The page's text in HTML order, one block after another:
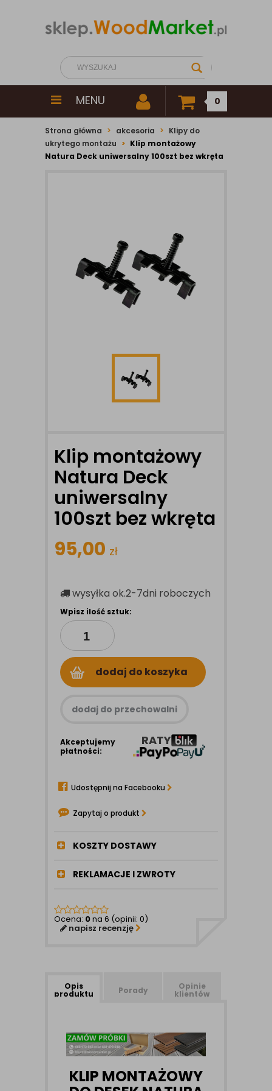
MENU 0
Strona główna akcesoria
Klipy do
ukrytego montażu
Klip montażowy
Natura Deck uniwersalny 100szt bez wkręta
Klip montażowy
Natura Deck
uniwersalny
100szt bez wkręta
95,00 zł
wysyłka ok.2-7dni roboczych
Wpisz ilość sztuk:
dodaj do koszyka
dodaj do przechowalni
Akceptujemy
płatności:
RATY
Udostępnij na Facebooku
Zapytaj o produkt
KOSZTY DOSTAWY
REKLAMACJE I ZWROTY
Ocena: 0na 6 (opinii: 0)
napisz recenzję
Opis
produktu Porady Opinie
klientów
KLIP MONTAŻOWY